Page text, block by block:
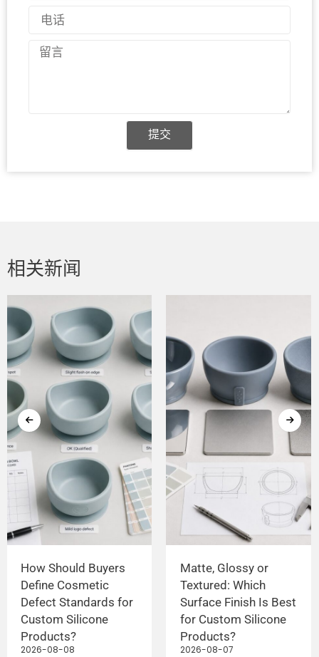
提交
相关新闻
How Should Buyers
Define Cosmetic
Defect Standards for
Custom Silicone
Products?
2026-08-08
Matte, Glossy or
Textured: Which
Surface Finish Is Best
for Custom Silicone
Products?
2026-08-07